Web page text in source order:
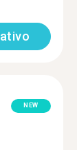
NEW